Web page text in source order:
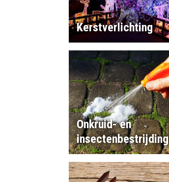
Kerstverlichting
Onkruid- en
insectenbestrijding